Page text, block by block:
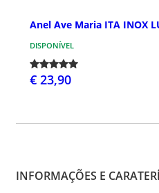
Anel Ave Maria ITA INOX
DISPONÍVEL
€ 23,90
INFORMAÇÕES E